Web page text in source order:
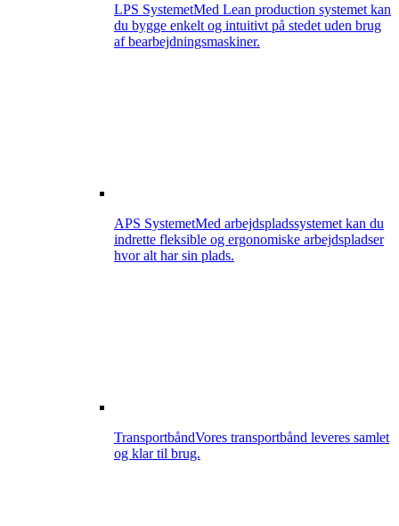
LPS SystemetMed Lean production systemet kan
du bygge enkelt og intuitivt på stedet uden brug
af bearbejdningsmaskiner.
APS SystemetMed arbejdspladssystemet kan du
indrette fleksible og ergonomiske arbejdspladser
hvor alt har sin plads.
TransportbåndVores transportbånd leveres samlet
og klar til brug.